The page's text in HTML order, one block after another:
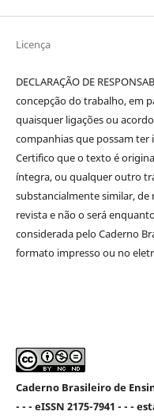
Licença
DECLARAÇÃO DE
concepção do trabalho, em
quaisquer ligações ou
companhias que possam ter
Certifico que o texto é
íntegra, ou qualquer outro
substancialmente similar,
revista e não o será
considerada pelo Caderno
formato impresso ou no
Caderno Brasileiro de
- - - eISSN 2175-7941 - - -